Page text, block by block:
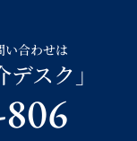
い合わせは
スク」